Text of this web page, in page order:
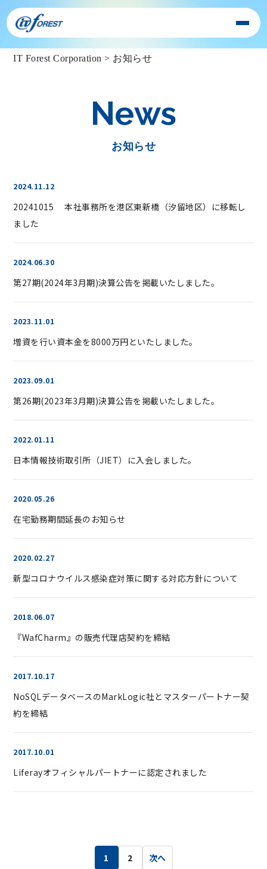
IT Forest Corporation > お知らせ
News
お知らせ
2024.11.12
20241015 本社事務所を港区東新橋（汐留地区）に移転し
ました
2024.06.30
第27期(2024年3月期)決算公告を掲載いたしました。
2023.11.01
増資を行い資本金を8000万円といたしました。
2023.09.01
第26期(2023年3月期)決算公告を掲載いたしました。
2022.01.11
日本情報技術取引所（JIET）に入会しました。
2020.05.26
在宅勤務期間延長のお知らせ
2020.02.27
新型コロナウイルス感染症対策に関する対応方針について
2018.06.07
『WafCharm』の販売代理店契約を締結
2017.10.17
NoSQLデータベースのMarkLogic社とマスターパートナー契
約を締結
2017.10.01
Liferayオフィシャルパートナーに認定されました
1 2 次へ